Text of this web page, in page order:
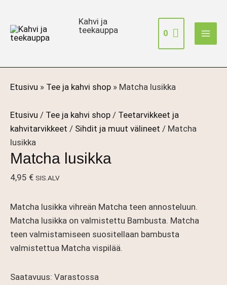
Kahvi ja
teekauppa
0
Etusivu » Tee ja kahvi shop » Matcha lusikka
Etusivu / Tee ja kahvi shop / Teetarvikkeet ja
kahvitarvikkeet / Sihdit ja muut välineet / Matcha
lusikka
Matcha lusikka
4,95 € SIS.ALV
Matcha lusikka vihreän Matcha teen annosteluun.
Matcha lusikka on valmistettu Bambusta. Matcha
teen valmistamiseen suositellaan bambusta
valmistettua Matcha vispilää.
Saatavuus: Varastossa